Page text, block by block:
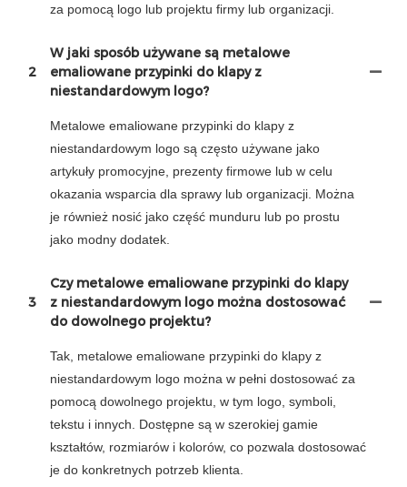
za pomocą logo lub projektu firmy lub organizacji.
2
W jaki sposób używane są metalowe
emaliowane przypinki do klapy z
niestandardowym logo?
Metalowe emaliowane przypinki do klapy z
niestandardowym logo są często używane jako
artykuły promocyjne, prezenty firmowe lub w celu
okazania wsparcia dla sprawy lub organizacji. Można
je również nosić jako część munduru lub po prostu
jako modny dodatek.
3
Czy metalowe emaliowane przypinki do klapy
z niestandardowym logo można dostosować
do dowolnego projektu?
Tak, metalowe emaliowane przypinki do klapy z
niestandardowym logo można w pełni dostosować za
pomocą dowolnego projektu, w tym logo, symboli,
tekstu i innych. Dostępne są w szerokiej gamie
kształtów, rozmiarów i kolorów, co pozwala dostosować
je do konkretnych potrzeb klienta.